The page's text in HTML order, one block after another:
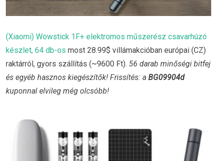
(Xiaomi) Wowstick 1F+ elektromos műszerész csavarhúzó
készlet, 64 db-os most 28.99$ villámakcióban európai (CZ)
raktárról, gyors szállítás (~9600 Ft). 56 darab minőségi bitfej
és egyéb hasznos kiegészítők! Frissítés: a BG09904d
kuponnal elvileg még olcsóbb!